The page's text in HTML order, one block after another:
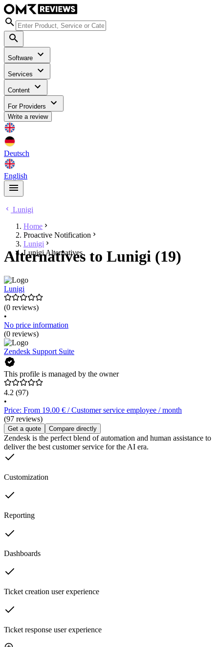
Software
Services
Content
For Providers
Write a review
Deutsch
English
Lunigi
Home
Proactive Notification
Lunigi
Lunigi Alternatives
Alternatives to Lunigi (19)
Lunigi
(0 reviews)
•
No price information
(0 reviews)
Zendesk Support Suite
This profile is managed by the owner
4.2 (97)
•
Price: From 19.00 € / Customer service employee / month
(97 reviews)
Get a quote Compare directly
Zendesk is the perfect blend of automation and human assistance to
deliver the best customer service for the AI era.
Customization
Reporting
Dashboards
Ticket creation user experience
Ticket response user experience